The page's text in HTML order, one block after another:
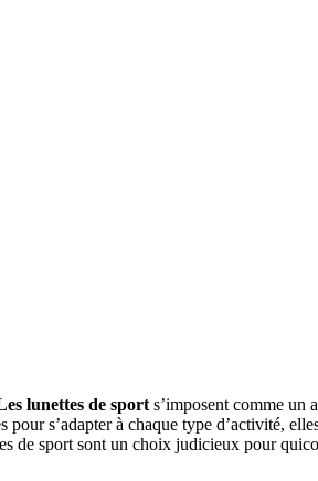
lunettes de sports’imposent comme un
s’adapter à chaque type d’activité,
de sport sont un choix judicieux pour